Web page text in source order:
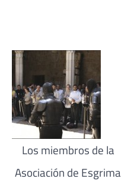
Los miembros de la
Asociación de Esgrima